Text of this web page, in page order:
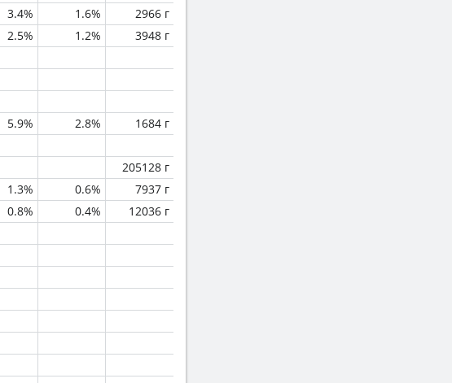
3.4% 1.6%
2966 г
2.5% 1.2%
3948 г
5.9% 2.8%
1684 г
205128 г
1.3% 0.6%
7937 г
0.8% 0.4% 12036 г